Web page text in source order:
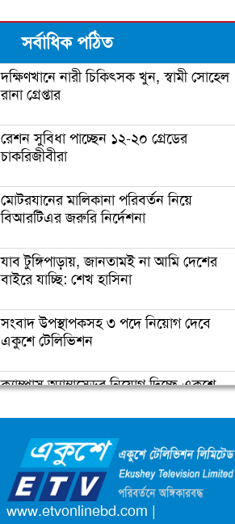
৮ নভেম্বর : ইতিহাসের আজকের এই দিনে
শহীদ নূর হোসেন দিবস আজ
আন্তর্জাতিক হিসাবিজ্ঞান দিবস-২০২০
১৬ নভেম্বর : ইতিহাসের আজকের এই দিনে
জাতীয় সমবায় দিবস আজ
সর্বাধিক পঠিত
দক্ষিণখানে নারী চিকিৎসক খুন, স্বামী সোহেল
রানা গ্রেপ্তার
রেশন সুবিধা পাচ্ছেন ১২-২০ গ্রেডের
চাকরিজীবীরা
মোটরযানের মালিকানা পরিবর্তন নিয়ে
বিআরটিএর জরুরি নির্দেশনা
যাব টুঙ্গিপাড়ায়, জানতামই না আমি দেশের
বাইরে যাচ্ছি: শেখ হাসিনা
সংবাদ উপস্থাপকসহ ৩ পদে নিয়োগ দেবে
একুশে টেলিভিশন
ক্যাম্পাস অ্যাম্বাসেডর নিয়োগ দিচ্ছে একুশে
জাতিসংঘের পরবর্তী মহাসচিব পদে
আলোচনায় ড. ইউনূস
পদোন্নতি পেয়ে সচিব হলেন ২ কর্মকর্তা
www.etvonlinebd.com |